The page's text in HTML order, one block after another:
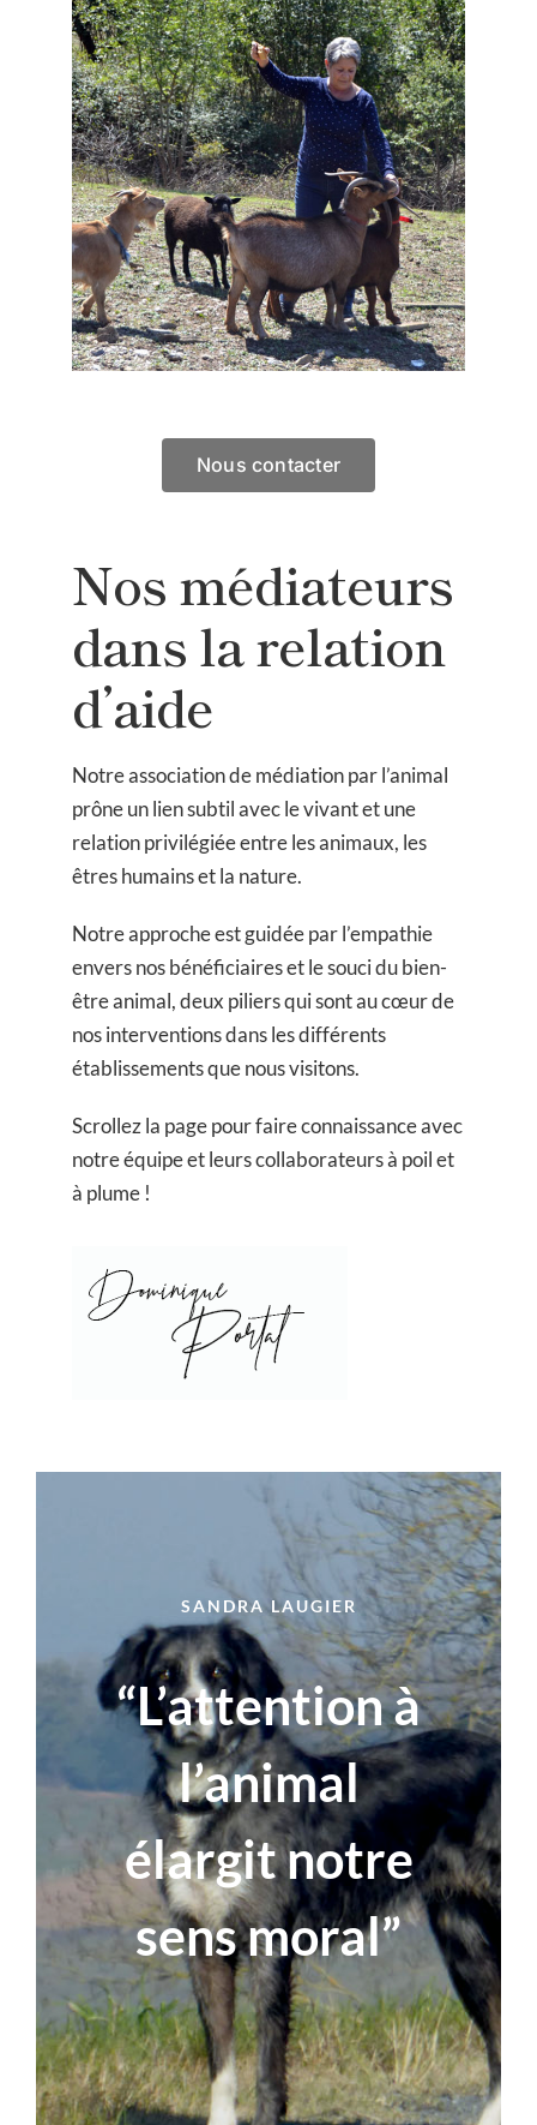
Nous contacter
Nos médiateurs
dans la relation
d’aide
Notre association de médiation par l’animal
prône un lien subtil avec le vivant et une
relation privilégiée entre les animaux, les
êtres humains et la nature.
Notre approche est guidée par l’empathie
envers nos bénéficiaires et le souci du bien-
être animal, deux piliers qui sont au cœur de
nos interventions dans les différents
établissements que nous visitons.
Scrollez la page pour faire connaissance avec
notre équipe et leurs collaborateurs à poil et
à plume !
SANDRA LAUGIER
“L’attention à
l’animal
élargit notre
sens moral”